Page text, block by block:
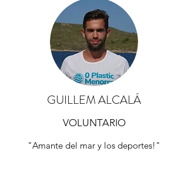
GUILLEM ALCALÁ
VOLUNTARIO
"Amante del mar y los deportes!"